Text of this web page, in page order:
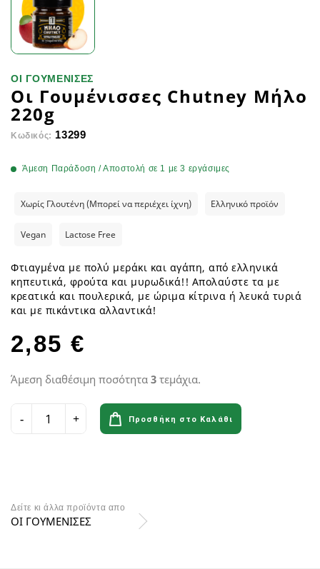
ΟΙ ΓΟΥΜΕΝΙΣΕΣ
Οι Γουμένισσες Chutney Μήλο
220g
Κωδικός: 13299
Άμεση Παράδοση / Αποστολή σε 1 με 3 εργάσιμες
Χωρίς Γλουτένη (Μπορεί να περιέχει ίχνη) Ελληνικό προϊόν
Vegan Lactose Free
Φτιαγμένα με πολύ μεράκι και αγάπη, από ελληνικά
κηπευτικά, φρούτα και μυρωδικά!! Απολαύστε τα με
κρεατικά και πουλερικά, με ώριμα κίτρινα ή λευκά τυριά
και με πικάντικα αλλαντικά!
2,85 €
Άμεση διαθέσιμη ποσότητα 3 τεμάχια.
Προσθήκη στο Καλάθι
Δείτε κι άλλα προϊόντα απο
ΟΙ ΓΟΥΜΕΝΙΣΕΣ